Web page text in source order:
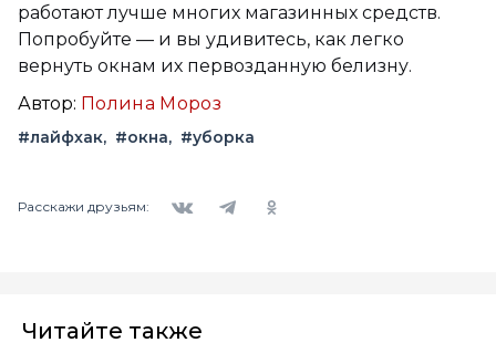
работают лучше многих магазинных средств.
Попробуйте — и вы удивитесь, как легко
вернуть окнам их первозданную белизну.
Автор: Полина Мороз
#лайфхак #окна #уборка
Расскажи друзьям:
Читайте также